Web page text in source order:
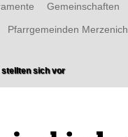
Gemeinschaften
Pfarrgemeinden Merzenich
sich vor